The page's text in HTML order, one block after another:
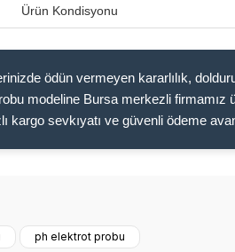
Ürün Kondisyonu
ödün vermeyen kararlılık,
modeline Bursa merkezli firmamız
kargo sevkıyatı ve güvenli ödeme
ürün açıklamalarında ve diğer
ederiz.
içeriği ve menü yapısı oldukça
sürekli olsun.
ph elektrot probu